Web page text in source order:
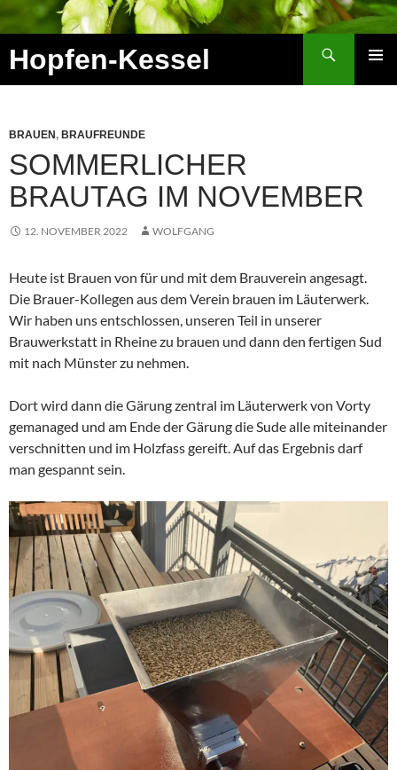
Zum
Inhalt
springen
Hopfen-Kessel
BRAUEN , BRAUFREUNDE
SOMMERLICHER
BRAUTAG IM NOVEMBER
12. NOVEMBER 2022 WOLFGANG
Heute ist Brauen von für und mit dem Brauverein angesagt.
Die Brauer-Kollegen aus dem Verein brauen im Läuterwerk.
Wir haben uns entschlossen, unseren Teil in unserer
Brauwerkstatt in Rheine zu brauen und dann den fertigen Sud
mit nach Münster zu nehmen.
Dort wird dann die Gärung zentral im Läuterwerk von Vorty
gemanaged und am Ende der Gärung die Sude alle miteinander
verschnitten und im Holzfass gereift. Auf das Ergebnis darf
man gespannt sein.